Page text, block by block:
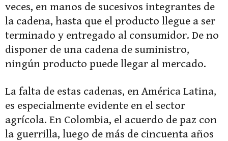
veces, en manos de sucesivos integrantes de
la cadena, hasta que el producto llegue a ser
terminado y entregado al consumidor. De no
disponer de una cadena de suministro,
ningún producto puede llegar al mercado.
La falta de estas cadenas, en América Latina,
es especialmente evidente en el sector
agrícola. En Colombia, el acuerdo de paz con
la guerrilla, luego de más de cincuenta años